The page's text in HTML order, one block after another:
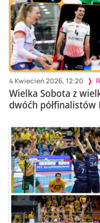
4 Kwiecień 2026, 12:20
Wielka Sobota z
dwóćh półfinalistów